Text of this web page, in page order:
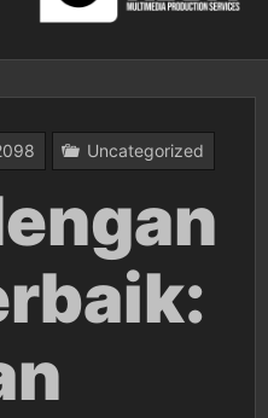
Uncategorized